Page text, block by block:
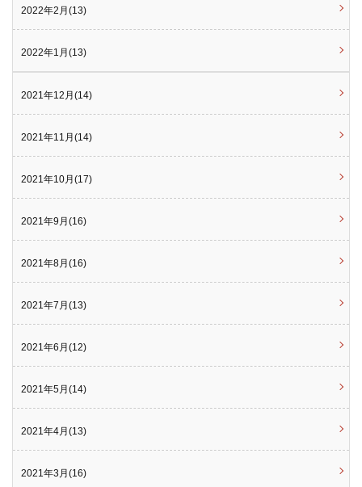
2022年2月(13)
2022年1月(13)
2021年12月(14)
2021年11月(14)
2021年10月(17)
2021年9月(16)
2021年8月(16)
2021年7月(13)
2021年6月(12)
2021年5月(14)
2021年4月(13)
2021年3月(16)